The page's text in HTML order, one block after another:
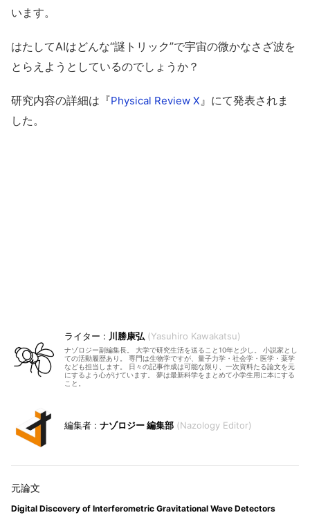
います。
はたしてAIはどんな“謎トリック”で宇宙の微かなさざ波を
とらえようとしているのでしょうか？
研究内容の詳細は『Physical Review X 』にて発表されま
した。
川勝康弘 Yasuhiro Kawakatsu
ナゾロジー副編集長。 大学で研究生活を送ること10年と少し。 小説家とし
ての活動履歴あり。 専門は生物学ですが、量子力学・社会学・医学・薬学
なども担当します。 日々の記事作成は可能な限り、一次資料たる論文を元
にするよう心がけています。 夢は最新科学をまとめて小学生用に本にする
こと。
ナゾロジー 編集部 Nazology Editor
Digital Discovery of Interferometric Gravitational Wave Detectors